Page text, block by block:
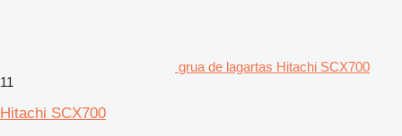
grua de lagartas Hitachi SCX700
11
Hitachi SCX700